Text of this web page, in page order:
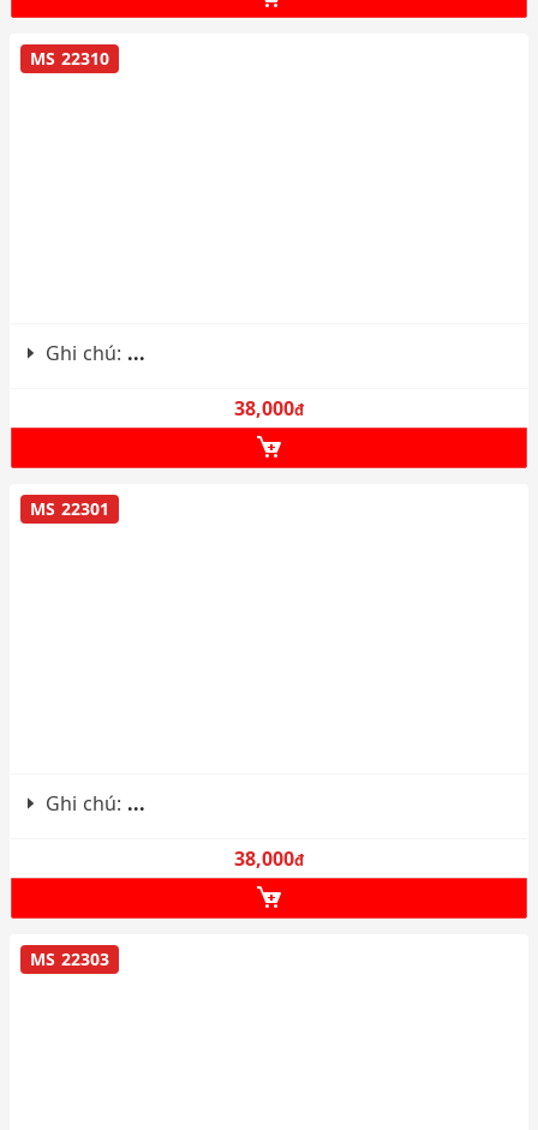
MS 22310
Ghi chú: ...
38,000đ
MS 22301
Ghi chú: ...
38,000đ
MS 22303